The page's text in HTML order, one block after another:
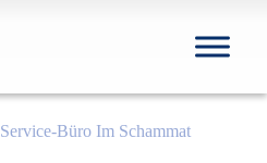
Service-Büro Im Schammat